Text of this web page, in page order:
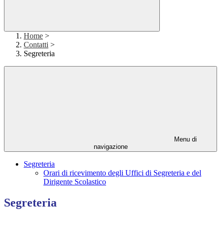
Home >
Contatti >
Segreteria
Menu di
navigazione
Segreteria
Orari di ricevimento degli Uffici di Segreteria e del
Dirigente Scolastico
Segreteria